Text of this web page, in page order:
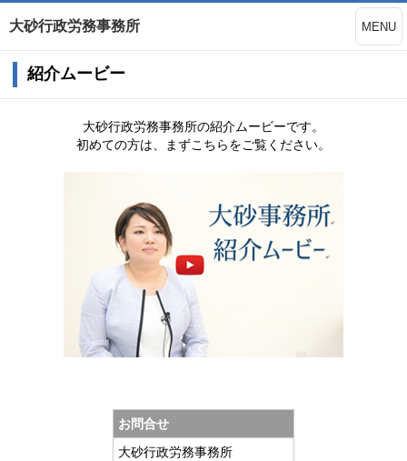
大砂行政労務事務所 MENU
紹介ムービー
大砂行政労務事務所の紹介ムービーです。
初めての方は、まずこちらをご覧ください。
お問合せ
大砂行政労務事務所